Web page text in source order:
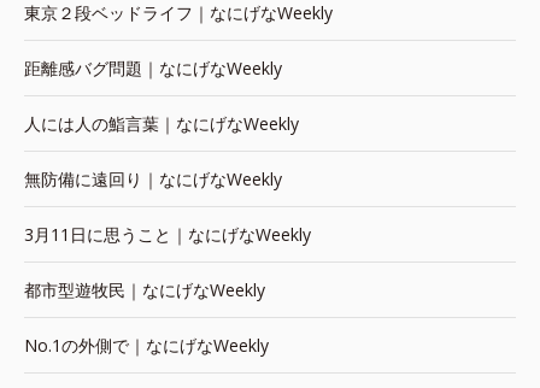
東京２段ベッドライフ｜なにげなWeekly
距離感バグ問題｜なにげなWeekly
人には人の鮨言葉｜なにげなWeekly
無防備に遠回り｜なにげなWeekly
3月11日に思うこと｜なにげなWeekly
都市型遊牧民｜なにげなWeekly
No.1の外側で｜なにげなWeekly